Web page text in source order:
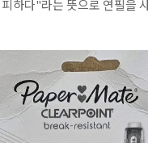
다"라는 뜻으로 연필을